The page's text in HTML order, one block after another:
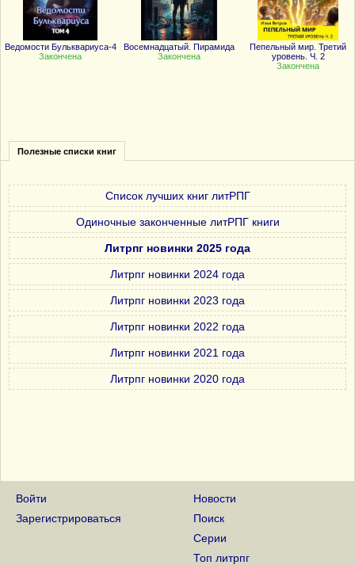
Ведомости Бульквариуса-4
Закончена
Восемнадцатый. Пирамида
Закончена
Пепельный мир. Третий
уровень. Ч. 2
Закончена
Полезные списки книг
Список лучших книг литРПГ
Одиночные законченные литРПГ книги
Литрпг новинки 2025 года
Литрпг новинки 2024 года
Литрпг новинки 2023 года
Литрпг новинки 2022 года
Литрпг новинки 2021 года
Литрпг новинки 2020 года
Войти
Зарегистрироваться
Новости
Поиск
Серии
Топ литрпг